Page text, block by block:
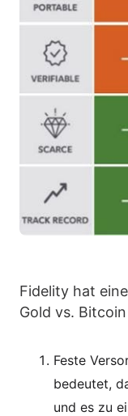
Fidelity hat
Gold vs.
Feste
bedeutet,
und es zu